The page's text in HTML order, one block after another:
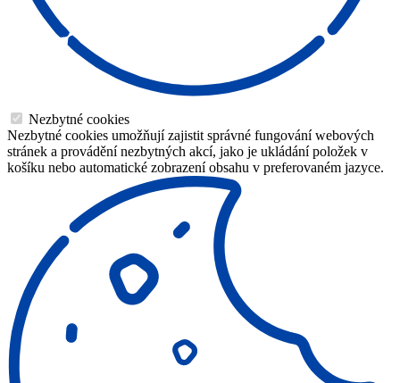
Nezbytné cookies
Nezbytné cookies umožňují zajistit správné fungování webových
stránek a provádění nezbytných akcí, jako je ukládání položek v
košíku nebo automatické zobrazení obsahu v preferovaném jazyce.